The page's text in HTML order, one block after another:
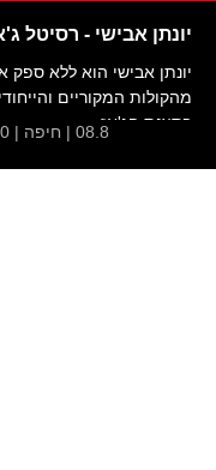
יונתן אבישי - רסיטל
יונתן אבישי הוא ללא ספק
מהקולות המקוריים
בסצנת הג'אז...
08.8 | חיפה | ₪80